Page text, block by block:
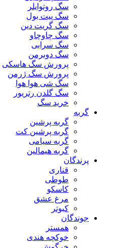
سگ روتوایلر
سگ پیت بول
سگ گریت دین
سگ چاوچاو
سگ سرابی
سگ دوبرمن
پرورش سگ هاسکی
پرورش سگ ژرمن
سگ شی هوا هوا
سگ گلدن رتریور
خرید سگ
گربه
گربه پرشین
گربه پرشین کت
گربه سیامی
گربه هیمالین
پرندگان
قناری
طوطی
کاسکو
مرغ عشق
کبوتر
جوندگان
همستر
خوکچه هندی